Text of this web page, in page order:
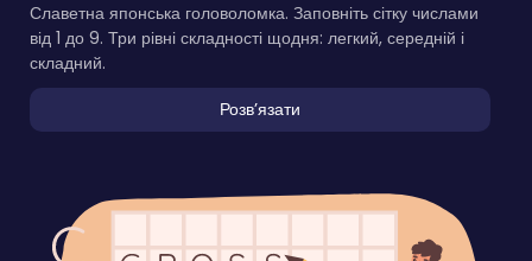
Славетна японська головоломка. Заповніть сітку числами
від 1 до 9. Три рівні складності щодня: легкий, середній і
складний.
Розвʼязати